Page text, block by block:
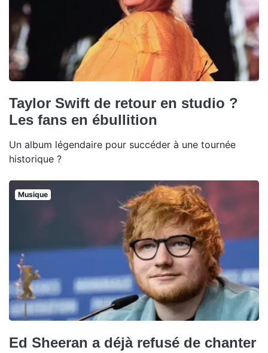
Taylor Swift de retour en studio ?
Les fans en ébullition
Un album légendaire pour succéder à une tournée
historique ?
Musique
Ed Sheeran a déjà refusé de chanter